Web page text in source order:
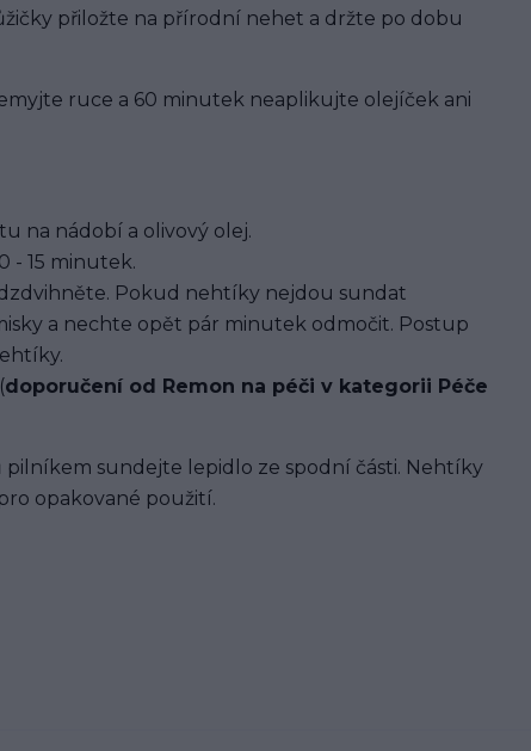
přiložte na přírodní nehet a držte po dobu
ruce a 60 minutek neaplikujte olejíček ani
na nádobí a olivový olej.
- 15 minutek.
Pokud nehtíky nejdou sundat
a nechte opět pár minutek odmočit. Postup
doporučení od Remon na péči v kategorii Péče
pilníkem sundejte lepidlo ze spodní části. Nehtíky
opakované použití.